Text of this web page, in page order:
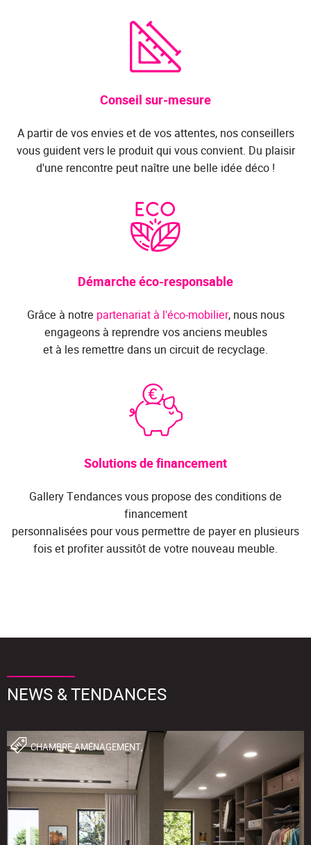
Conseil sur-mesure
A partir de vos envies et de vos attentes, nos conseillers
vous guident vers le produit qui vous convient. Du plaisir
d'une rencontre peut naître une belle idée déco !
Démarche éco-responsable
Grâce à notre partenariat à l'éco-mobilier, nous nous
engageons à reprendre vos anciens meubles
et à les remettre dans un circuit de recyclage.
Solutions de financement
Gallery Tendances vous propose des conditions de
financement
personnalisées pour vous permettre de payer en plusieurs
fois et profiter aussitôt de votre nouveau meuble.
NEWS & TENDANCES
CHAMBRE,AMÉNAGEMENT,